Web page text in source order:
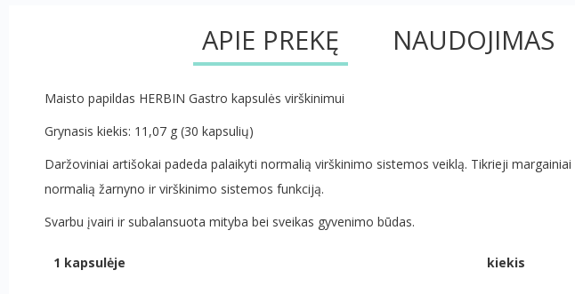
APIE PREKĘ NAUDOJIMAS
Maisto papildas HERBIN Gastro kapsulės virškinimui
Grynasis kiekis: 11,07 g (30 kapsulių)
Daržoviniai artišokai padeda palaikyti normalią virškinimo sistemos veiklą. Tikrieji
normalią žarnyno ir virškinimo sistemos funkciją.
Svarbu įvairi ir subalansuota mityba bei sveikas gyvenimo būdas.
1 kapsulėje kiekis